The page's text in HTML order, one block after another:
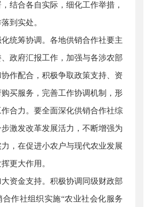
结合各自实际，细化工作举措，
到实处。
化统筹协调。各地供销合作社要主
政府汇报工作，加强与各涉农部
作配合，积极争取政策支持、资
买服务，完善工作协调机制，形
合力。要全面深化供销合作社综
激发改革发展活力，不断增强为
，在促进小农户与现代农业发展
更大作用。
大资金支持。积极协调同级财政部
合作社组织实施“农业社会化服务